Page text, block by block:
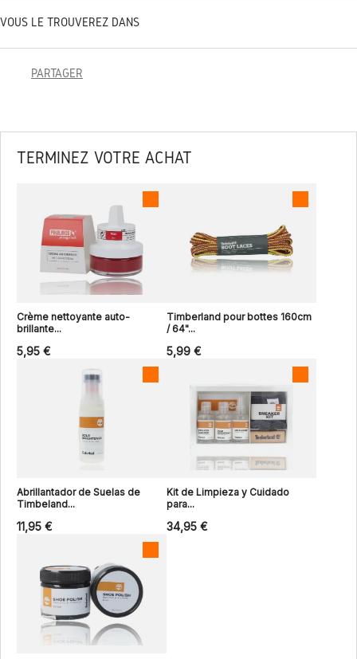
VOUS LE TROUVEREZ DANS
PARTAGER
TERMINEZ VOTRE ACHAT
Crème nettoyante auto-
brillante...
5,95 €
Timberland pour bottes 160cm
/ 64"...
5,99 €
Abrillantador de Suelas de
Timbeland...
11,95 €
Kit de Limpieza y Cuidado
para...
34,95 €